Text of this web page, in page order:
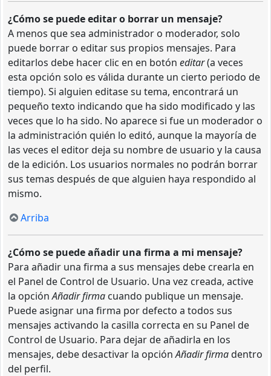
¿Cómo se puede editar o borrar un mensaje?
A menos que sea administrador o moderador, solo
puede borrar o editar sus propios mensajes. Para
editarlos debe hacer clic en en botón editar(a veces
esta opción solo es válida durante un cierto periodo de
tiempo). Si alguien editase su tema, encontrará un
pequeño texto indicando que ha sido modificado y las
veces que lo ha sido. No aparece si fue un moderador o
la administración quién lo editó, aunque la mayoría de
las veces el editor deja su nombre de usuario y la causa
de la edición. Los usuarios normales no podrán borrar
sus temas después de que alguien haya respondido al
mismo.
Arriba
¿Cómo se puede añadir una firma a mi mensaje?
Para añadir una firma a sus mensajes debe crearla en
el Panel de Control de Usuario. Una vez creada, active
la opciónAñadir firma cuando publique un mensaje.
Puede asignar una firma por defecto a todos sus
mensajes activando la casilla correcta en su Panel de
Control de Usuario. Para dejar de añadirla en los
mensajes, debe desactivar la opciónAñadir firmadentro
del perfil.